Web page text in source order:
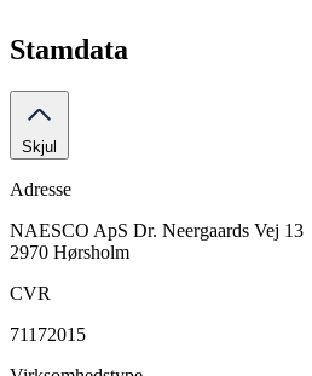
Stamdata
Skjul
Adresse
NAESCO ApS Dr. Neergaards Vej 13
2970 Hørsholm
CVR
71172015